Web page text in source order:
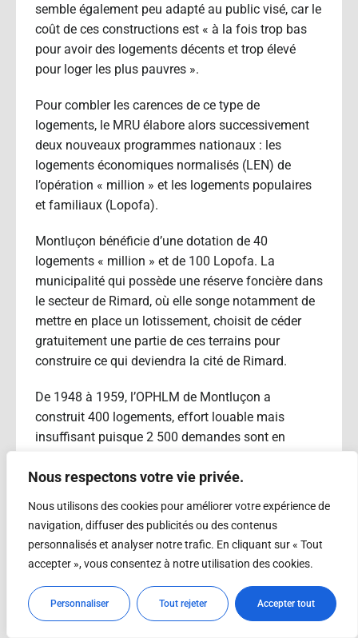
Nous respectons votre vie privée.
Nous utilisons des cookies pour améliorer votre expérience de
navigation, diffuser des publicités ou des contenus
personnalisés et analyser notre trafic. En cliquant sur « Tout
accepter », vous consentez à notre utilisation des cookies.
Personnaliser Tout rejeter Accepter tout
semble également peu adapté au public visé, car le
coût de ces constructions est « à la fois trop bas
pour avoir des logements décents et trop élevé
pour loger les plus pauvres ».
Pour combler les carences de ce type de
logements, le MRU élabore alors successivement
deux nouveaux programmes nationaux : les
logements économiques normalisés (LEN) de
l’opération « million » et les logements populaires
et familiaux (Lopofa).
Montluçon bénéficie d’une dotation de 40
logements « million » et de 100 Lopofa. La
municipalité qui possède une réserve foncière dans
le secteur de Rimard, où elle songe notamment de
mettre en place un lotissement, choisit de céder
gratuitement une partie de ces terrains pour
construire ce qui deviendra la cité de Rimard.
De 1948 à 1959, l’OPHLM de Montluçon a
construit 400 logements, effort louable mais
insuffisant puisque 2 500 demandes sont en
politique nationale sont heureusement en cours
II – L’âge d’or de la construction HLM (1960-
1971)